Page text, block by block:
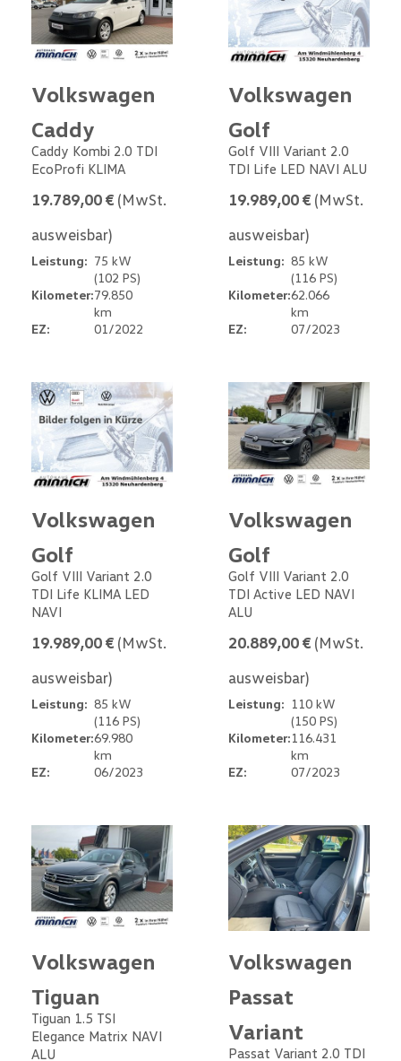
Volkswagen
Caddy
Caddy Kombi 2.0 TDI
EcoProfi KLIMA
19.789,00 € (MwSt.
ausweisbar)
Leistung: 75 kW
(102 PS)
Kilometer:79.850
km
EZ:
01/2022
Volkswagen
Golf
Golf VIII Variant 2.0
TDI Life LED NAVI ALU
19.989,00 € (MwSt.
ausweisbar)
Leistung: 85 kW
(116 PS)
Kilometer:62.066
km
EZ:
07/2023
Volkswagen
Golf
Golf VIII Variant 2.0
TDI Life KLIMA LED
NAVI
19.989,00 € (MwSt.
ausweisbar)
Leistung: 85 kW
(116 PS)
Kilometer:69.980
km
EZ:
06/2023
Volkswagen
Golf
Golf VIII Variant 2.0
TDI Active LED NAVI
ALU
20.889,00 € (MwSt.
ausweisbar)
Leistung: 110 kW
(150 PS)
Kilometer:116.431
km
EZ:
07/2023
Volkswagen
Tiguan
Tiguan 1.5 TSI
Elegance Matrix NAVI
ALU
Volkswagen
Passat
Variant
Passat Variant 2.0 TDI